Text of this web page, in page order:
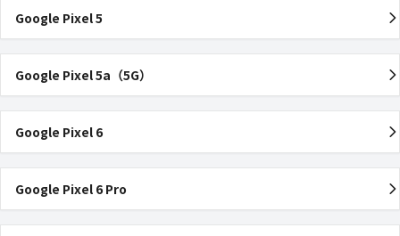
Google Pixel 5
Google Pixel 5a（5G）
Google Pixel 6
Google Pixel 6 Pro